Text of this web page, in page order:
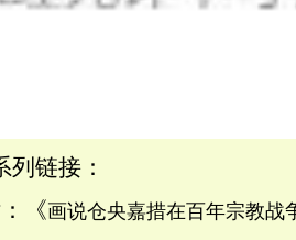
链接：
《画说仓央嘉措在百年宗教战